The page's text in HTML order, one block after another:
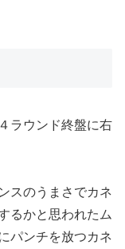
ラウンド終盤に右
スのうまさでカネ
るかと思われたム
パンチを放つカネ